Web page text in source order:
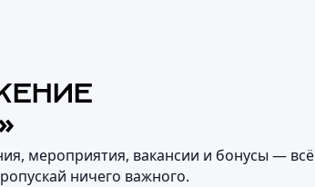
мероприятия, вакансии и бонусы — всё
ничего важного.